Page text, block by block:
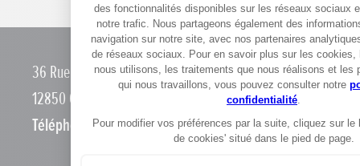
36 Rue de la Solidarité
12850 Onet-Le-Château
Téléphone :0565681270